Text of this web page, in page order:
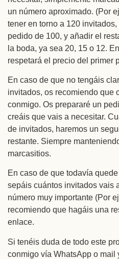
un número aproximado. (Por
tener en torno a 120
pedido de 100, y añadir el
la boda, ya sea 20, 15 o 12.
respetará el precio del primer
En caso de que no tengáis
invitados, os recomiendo que
conmigo. Os prepararé un
creáis que vais a necesitar.
de invitados, haremos un
restante. Siempre
marcasitios.
En caso de que todavía
sepáis cuántos invitados vais
número muy importante (Por
recomiendo que hagáis una
enlace.
Si tenéis duda de todo este
conmigo vía WhatsApp o mail